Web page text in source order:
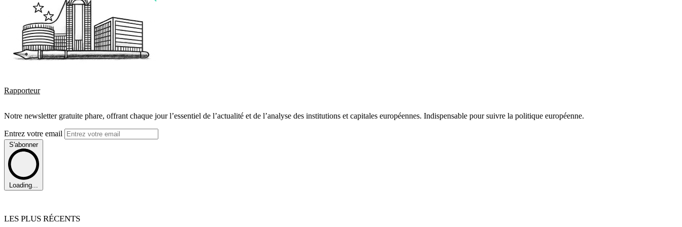
Rapporteur
Notre newsletter gratuite phare, offrant chaque jour l’essentiel de l’actualité et de l’analyse des institutions et capitales européennes. Indispensable pour suivre la politique européenne.
Entrez votre email
S'abonner
Loading...
LES PLUS RÉCENTS